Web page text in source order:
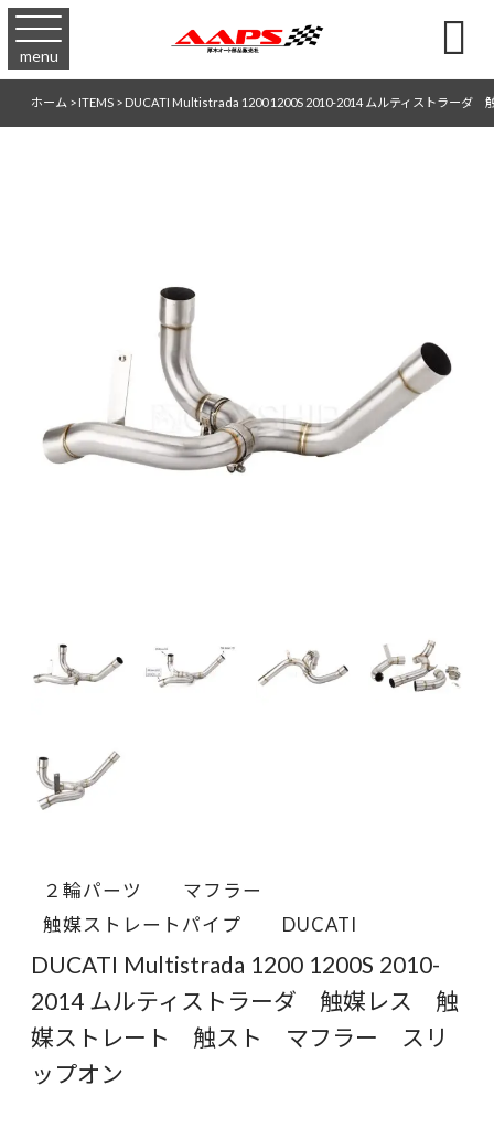
menu 
ホーム>ITEMS>DUCATI Multistrada 1200 1200S 2010-2014 ムルティストラ
２輪パーツ
マフラー
触媒ストレートパイプ
DUCATI
DUCATI Multistrada 1200 1200S 2010-
2014 ムルティストラーダ 触媒レス 触
媒ストレート 触スト マフラー スリ
ップオン